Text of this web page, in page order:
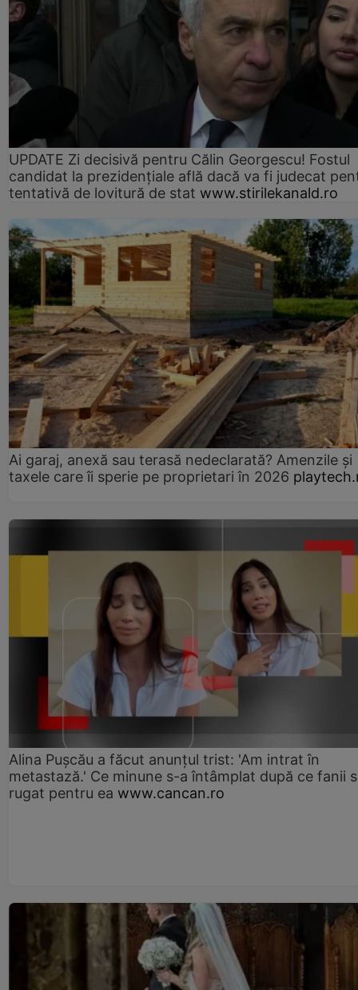
UPDATE Zi decisivă pentru Călin Georgescu! Fostul
candidat la prezidențiale află dacă va fi judecat
tentativă de lovitură de stat www.stirilekanald.ro
Ai garaj, anexă sau terasă nedeclarată? Amenzile și
taxele care îi sperie pe proprietari în 2026
Alina Pușcău a făcut anunțul trist: 'Am intrat în
metastază.' Ce minune s-a întâmplat după ce fanii
rugat pentru ea www.cancan.ro